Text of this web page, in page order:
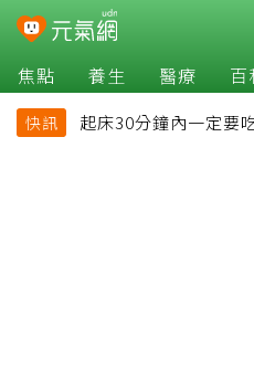
焦點 養生 醫療 百
快訊
起床30分鐘內一定要